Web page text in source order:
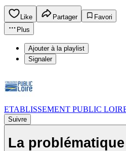
Like Partager
Favori
Plus
Ajouter à la playlist
Signaler
ETABLISSEMENT PUBLIC
Suivre
La